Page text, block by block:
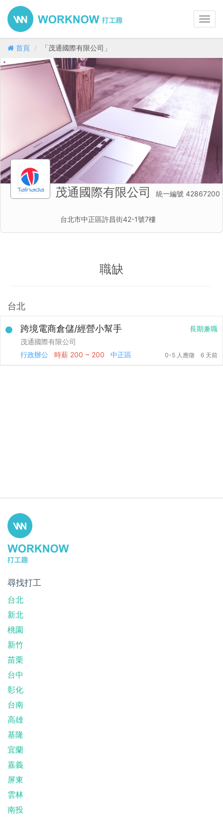
首頁 「茂通國際有限公司」
茂通國際有限公司 統一編號 42867200
台北市中正區許昌街42-1號7樓
職缺
台北
長期兼職
跨境電商倉儲/經營小幫手
茂通國際有限公司
行政辦公
時薪 200 ~ 200 中正區 0-5 人應徵 6 天前
尋找打工
台北
新北
桃園
新竹
苗栗
台中
彰化
台南
高雄
基隆
宜蘭
嘉義
屏東
雲林
南投